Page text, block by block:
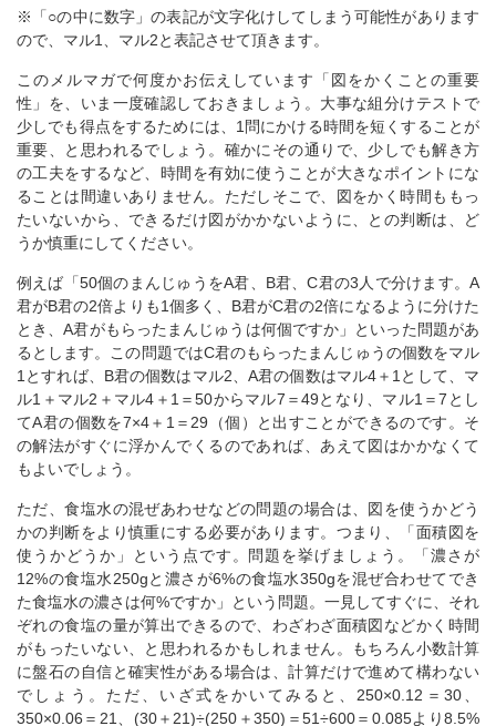
※「○の中に数字」の表記が文字化けしてしまう可能性があります
ので、マル1、マル2と表記させて頂きます。
このメルマガで何度かお伝えしています「図をかくことの重要
性」を、いま一度確認しておきましょう。大事な組分けテストで
少しでも得点をするためには、1問にかける時間を短くすることが
重要、と思われるでしょう。確かにその通りで、少しでも解き方
の工夫をするなど、時間を有効に使うことが大きなポイントにな
ることは間違いありません。ただしそこで、図をかく時間ももっ
たいないから、できるだけ図がかかないように、との判断は、ど
うか慎重にしてください。
例えば「50個のまんじゅうをA君、B君、C君の3人で分けます。A
君がB君の2倍よりも1個多く、B君がC君の2倍になるように分けた
とき、A君がもらったまんじゅうは何個ですか」といった問題があ
るとします。この問題ではC君のもらったまんじゅうの個数をマル
1とすれば、B君の個数はマル2、A君の個数はマル4＋1として、マ
ル1＋マル2＋マル4＋1＝50からマル7＝49となり、マル1＝7とし
てA君の個数を7×4＋1＝29（個）と出すことができるのです。そ
の解法がすぐに浮かんでくるのであれば、あえて図はかかなくて
もよいでしょう。
ただ、食塩水の混ぜあわせなどの問題の場合は、図を使うかどう
かの判断をより慎重にする必要があります。つまり、「面積図を
使うかどうか」という点です。問題を挙げましょう。「濃さが
12%の食塩水250gと濃さが6%の食塩水350gを混ぜ合わせてでき
た食塩水の濃さは何%ですか」という問題。一見してすぐに、それ
ぞれの食塩の量が算出できるので、わざわざ面積図などかく時間
がもったいない、と思われるかもしれません。もちろん小数計算
に盤石の自信と確実性がある場合は、計算だけで進めて構わない
でしょう。ただ、いざ式をかいてみると、250×0.12＝30、
350×0.06＝21、(30＋21)÷(250＋350)＝51÷600＝0.085より8.5%